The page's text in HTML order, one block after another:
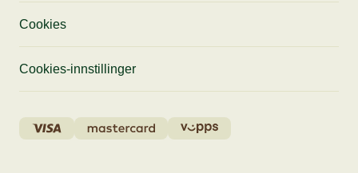
Cookies
Cookies-innstillinger